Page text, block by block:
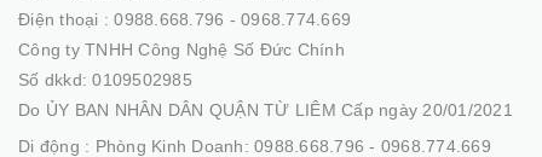
Điện thoại :0988.668.796 - 0968.774.669
Công ty TNHH Công Nghệ Số Đức Chính
Số dkkd: 0109502985
Do ỦY BAN NHÂN DÂN QUẬN TỪ LIÊM Cấp ngày 20/01/2021
Di động : Phòng Kinh Doanh: 0988.668.796 - 0968.774.669